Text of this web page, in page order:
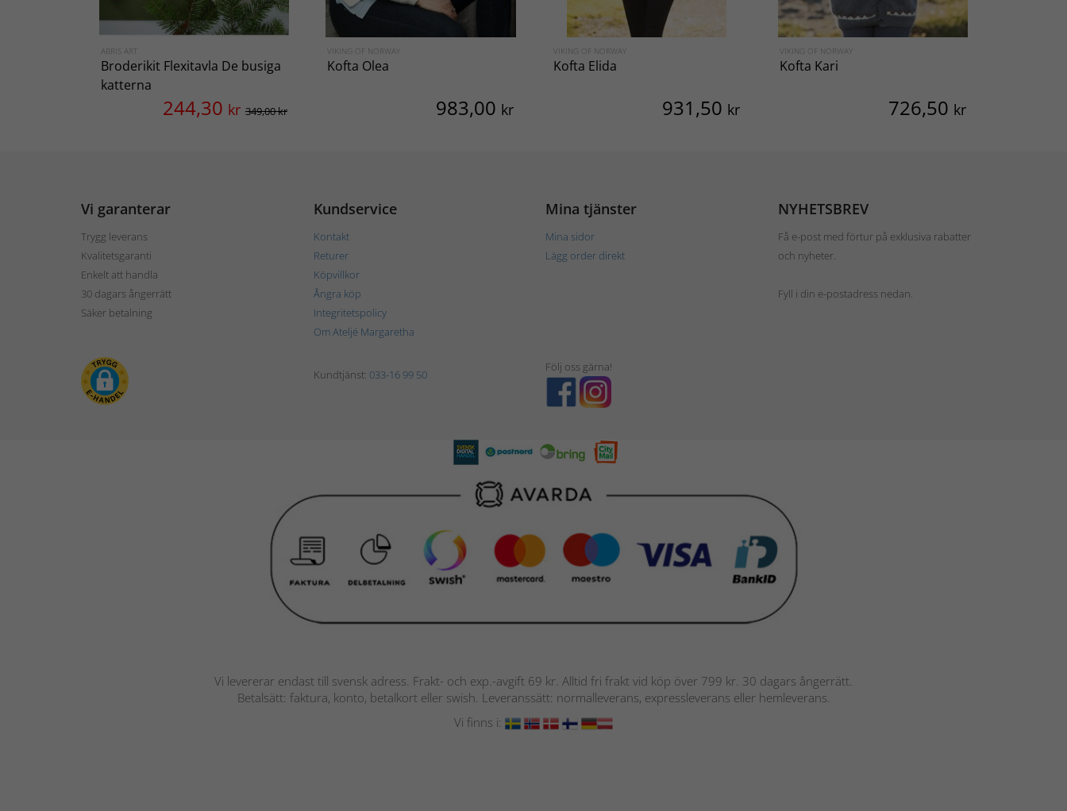
ABRIS ART
Broderikit Flexitavla De busiga
katterna
244,30 kr 349,00 kr
VIKING OF NORWAY
Kofta Olea
983,00 kr
VIKING OF NORWAY
Kofta Elida
931,50 kr
VIKING OF NORWAY
Kofta Kari
726,50 kr
Vi garanterar
Trygg leverans
Kvalitetsgaranti
Enkelt att handla
30 dagars ångerrätt
Säker betalning
Kundservice
Kontakt
Returer
Köpvillkor
Ångra köp
Integritetspolicy
Om Ateljé Margaretha
Mina tjänster
Mina sidor
Lägg order direkt
NYHETSBREV
Få e-post med förtur på exklusiva rabatter
och nyheter.
Fyll i din e-postadress nedan.
Kundtjänst: 033-16 99 50
Följ oss gärna!
Vi levererar endast till svensk adress. Frakt- och exp.-avgift 69 kr. Alltid fri frakt vid köp över 799 kr. 30 dagars ångerrätt.
Betalsätt: faktura, konto, betalkort eller swish. Leveranssätt: normalleverans, expressleverans eller hemleverans.
Vi finns i: